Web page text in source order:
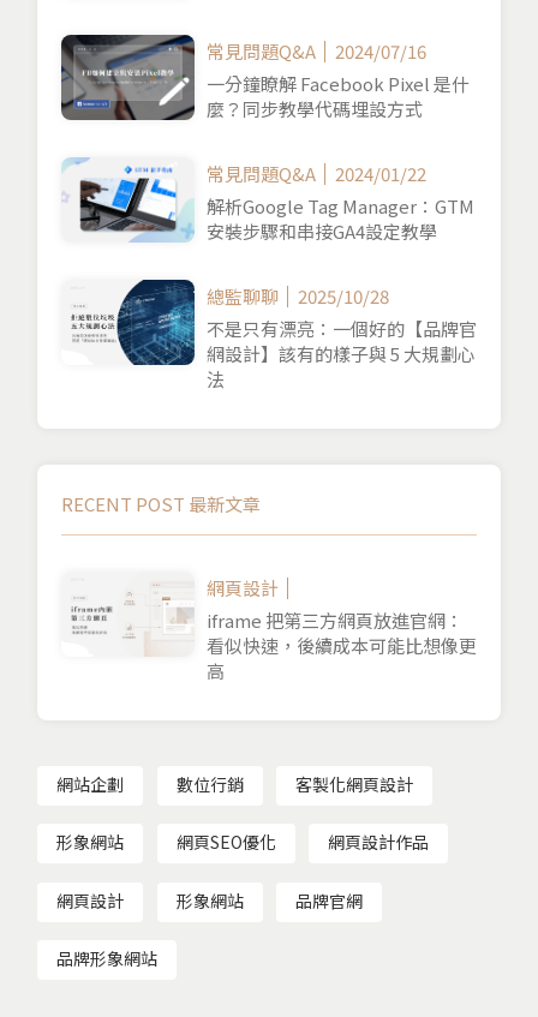
常見問題Q&A
2024/07/16
一分鐘瞭解 Facebook Pixel 是什
麼？同步教學代碼埋設方式
常見問題Q&A
2024/01/22
解析Google Tag Manager：GTM
安裝步驟和串接GA4設定教學
總監聊聊
2025/10/28
不是只有漂亮：一個好的【品牌官
網設計】該有的樣子與 5 大規劃心
法
RECENT POST 最新文章
網頁設計
iframe 把第三方網頁放進官網：
看似快速，後續成本可能比想像更
高
網站企劃 數位行銷 客製化網頁設計
形象網站 網頁SEO優化 網頁設計作品
網頁設計 形象網站 品牌官網
品牌形象網站